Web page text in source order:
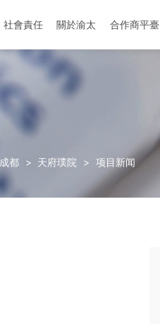
社會責任 關於渝太 合作商平臺
成都 > 天府璞院 > 项目新闻